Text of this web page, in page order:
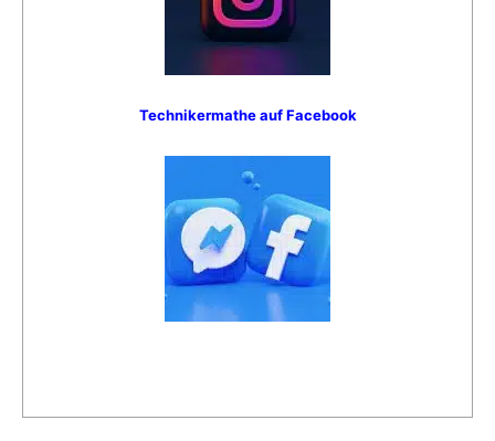
Technikermathe auf Facebook